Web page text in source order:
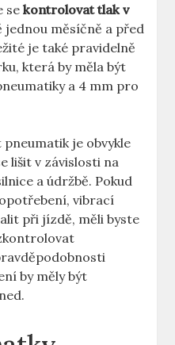
sekontrolovat tlak v
měsíčně a před
je také pravidelně
která by měla být
a 4 mm pro
je obvykle
lišit v závislosti na
a údržbě. Pokud
vibrací
při jízdě, měli byste
by měly být